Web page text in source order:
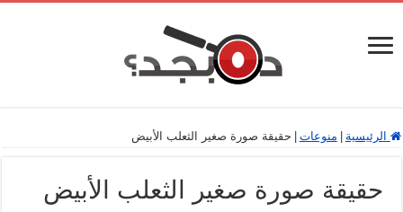
الرئيسية منوعات حقيقة صورة صغير الثعلب الأبيض
حقيقة صورة صغير الثعلب الأبيض